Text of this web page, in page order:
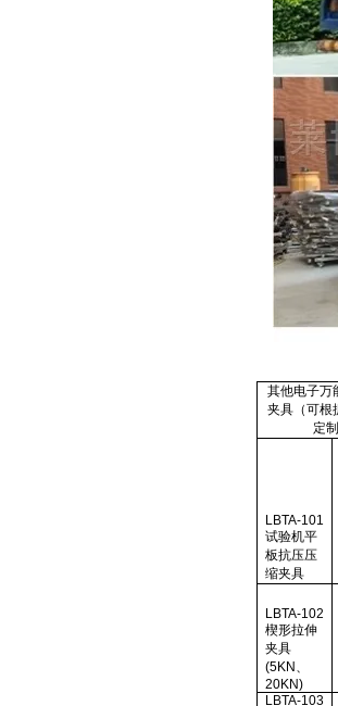
其他电子万
夹具（可根
定
LBTA-101
试验机平
板抗压压
缩夹具
LBTA-102
楔形拉伸
夹具
(5KN 、
20KN)
LBTA-103